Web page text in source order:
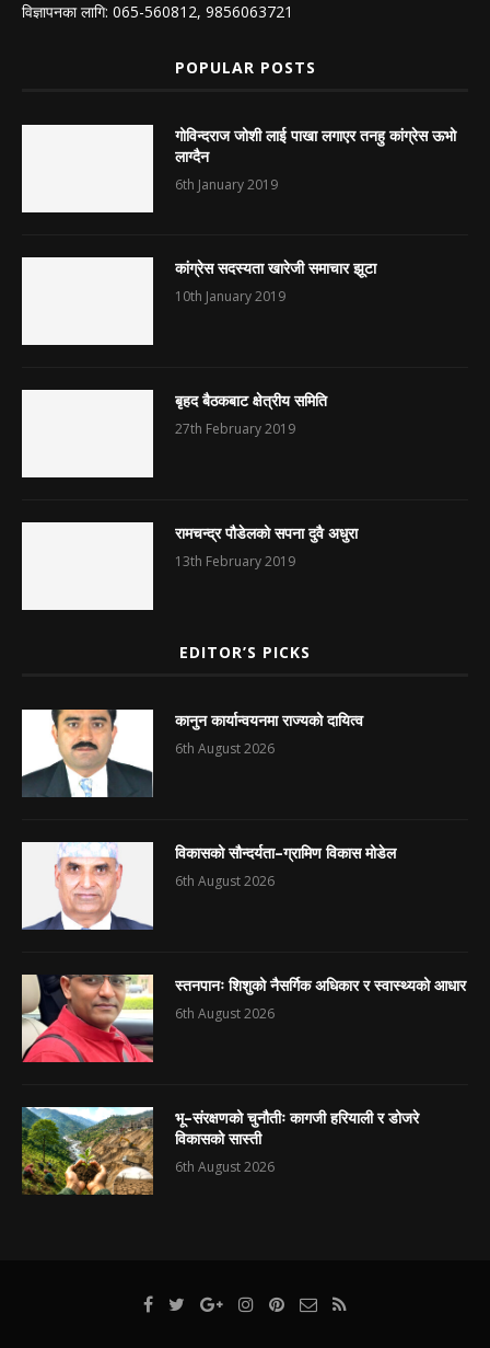
विज्ञापनका लागि: 065-560812, 9856063721
POPULAR POSTS
गोविन्दराज जोशी लाई पाखा लगाएर तनहु कांग्रेस ऊभो
लाग्दैन
6th January 2019
कांग्रेस सदस्यता खारेजी समाचार झूटा
10th January 2019
बृहद बैठकबाट क्षेत्रीय समिति
27th February 2019
रामचन्द्र पौडेलको सपना दुवै अधुरा
13th February 2019
EDITOR’S PICKS
कानुन कार्यान्वयनमा राज्यको दायित्व
6th August 2026
विकासको सौन्दर्यता–ग्रामिण विकास मोडेल
6th August 2026
स्तनपानः शिशुको नैसर्गिक अधिकार र स्वास्थ्यको आधार
6th August 2026
भू–संरक्षणको चुनौतीः कागजी हरियाली र डोजरे
विकासको सास्ती
6th August 2026